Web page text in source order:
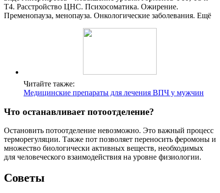
Т4. Расстройство ЦНС. Психосоматика. Ожирение.
Пременопауза, менопауза. Онкологические заболевания. Ещё
Читайте также:
Медицинские препараты для лечения ВПЧ у мужчин
Что останавливает потоотделение?
Остановить потоотделение невозможно. Это важный процесс
терморегуляции. Также пот позволяет переносить феромоны и
множество биологически активных веществ, необходимых
для человеческого взаимодействия на уровне физиологии.
Советы